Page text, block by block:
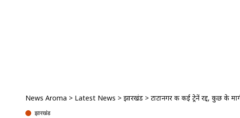
News Aroma > Latest News > झारखंड > टाटानगर की कई ट्रेनें रद्द, कुछ के
झारखंड